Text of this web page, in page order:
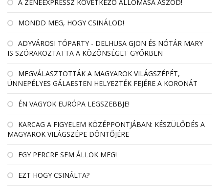
A ZENEEXPRESSZ KÖVETKEZŐ ÁLLOMÁSA ASZÓD!
MONDD MEG, HOGY CSINÁLOD!
ADYVÁROSI TÓPARTY - DELHUSA GJON ÉS NÓTÁR MARY
IS SZÓRAKOZTATTA A KÖZÖNSÉGET GYŐRBEN
MEGVÁLASZTOTTÁK A MAGYAROK VILÁGSZÉPÉT,
ÜNNEPÉLYES GÁLAESTEN HELYEZTÉK FEJÉRE A KORONÁT
ÉN VAGYOK EURÓPA LEGSZEBBJE!
KARCAG A FIGYELEM KÖZÉPPONTJÁBAN: KÉSZÜLŐDÉS A
MAGYAROK VILÁGSZÉPE DÖNTŐJÉRE
EGY PERCRE SEM ÁLLOK MEG!
EZT HOGY CSINÁLTA?